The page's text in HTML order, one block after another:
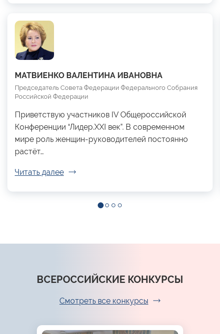
МАТВИЕНКО ВАЛЕНТИНА ИВАНОВНА
Председатель Совета Федерации Федерального Собрания
Российской Федерации
Приветствую участников IV Общероссийской
Конференции “Лидер.XXI век”. В современном
мире роль женщин-руководителей постоянно
растёт…
Читать далее
ВСЕРОССИЙСКИЕ КОНКУРСЫ
Смотреть все конкурсы